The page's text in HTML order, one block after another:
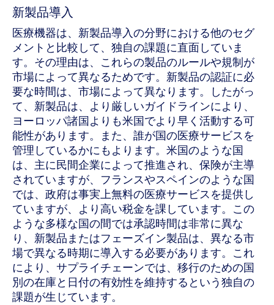
新製品導入
医療機器は、新製品導入の分野における他のセグ
メントと比較して、独自の課題に直面していま
す。その理由は、これらの製品のルールや規制が
市場によって異なるためです。新製品の認証に必
要な時間は、市場によって異なります。したがっ
て、新製品は、より厳しいガイドラインにより、
ヨーロッパ諸国よりも米国でより早く活動する可
能性があります。また、誰が国の医療サービスを
管理しているかにもよります。米国のような国
は、主に民間企業によって推進され、保険が主導
されていますが、フランスやスペインのような国
では、政府は事実上無料の医療サービスを提供し
ていますが、より高い税金を課しています。この
ような多様な国の間では承認時間は非常に異な
り、新製品またはフェーズイン製品は、異なる市
場で異なる時期に導入する必要があります。これ
により、サプライチェーンでは、移行のための国
別の在庫と日付の有効性を維持するという独自の
課題が生じています。